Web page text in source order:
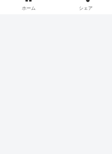
ホーム シェア